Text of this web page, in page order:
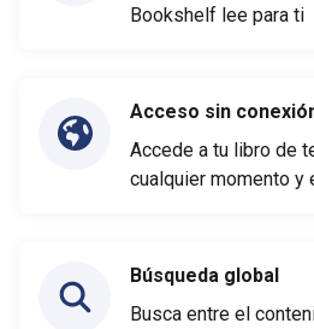
Bookshelf lee para ti
Acceso sin
Accede a tu libro de
cualquier momento y
Búsqueda global
Busca entre el